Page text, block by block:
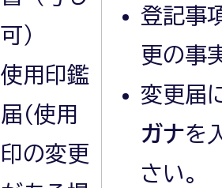
可）
使用印鑑
届(使用
印の変更
登記事
更の事
変更届
ガナを
さい。